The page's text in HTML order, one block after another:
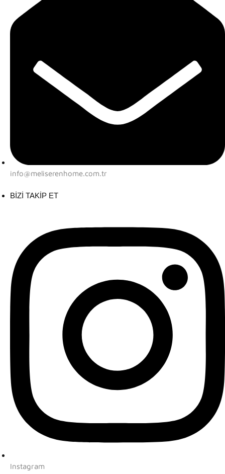
info@meliserenhome.com.tr
BİZİ TAKİP ET
Instagram